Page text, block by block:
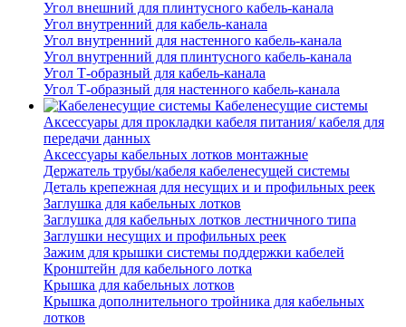
Угол внешний для плинтусного кабель-канала
Угол внутренний для кабель-канала
Угол внутренний для настенного кабель-канала
Угол внутренний для плинтусного кабель-канала
Угол Т-образный для кабель-канала
Угол Т-образный для настенного кабель-канала
Кабеленесущие системы
Аксессуары для прокладки кабеля питания/ кабеля для
передачи данных
Аксессуары кабельных лотков монтажные
Держатель трубы/кабеля кабеленесущей системы
Деталь крепежная для несущих и и профильных реек
Заглушка для кабельных лотков
Заглушка для кабельных лотков лестничного типа
Заглушки несущих и профильных реек
Зажим для крышки системы поддержки кабелей
Кронштейн для кабельного лотка
Крышка для кабельных лотков
Крышка дополнительного тройника для кабельных
лотков